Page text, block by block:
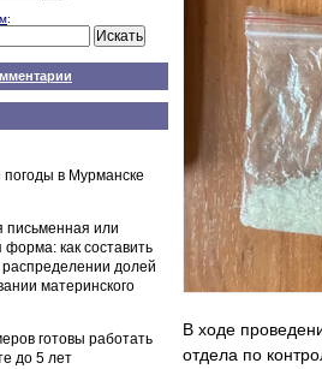
:
погоды в Мурманске
письменная или
как составить
долей
материнского
готовы работать
до 5 лет
В ходе
отдела по